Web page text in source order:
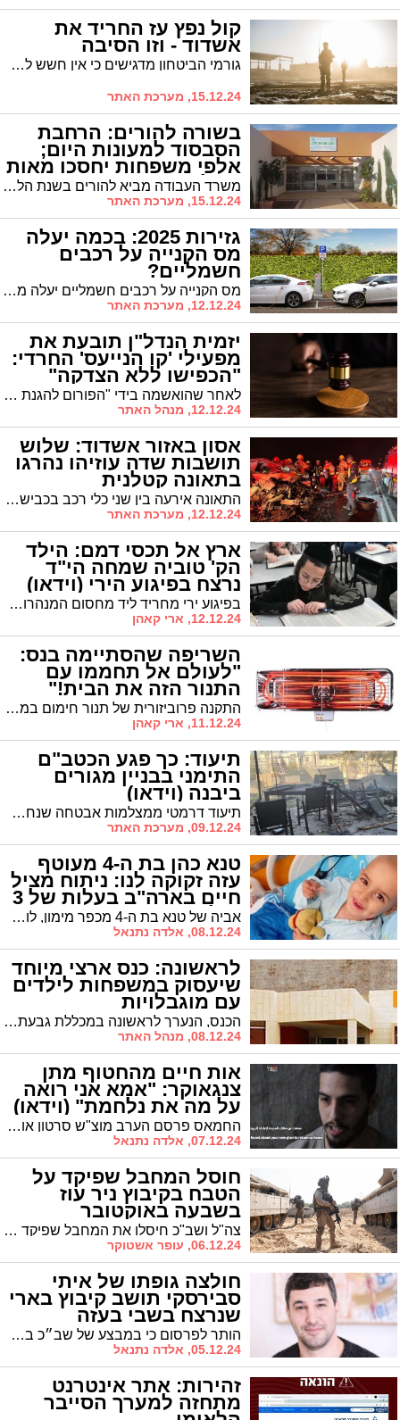
קול נפץ עז החריד את
אשדוד - וזו הסיבה
גורמי הביטחון מדגישים כי אין חשש לאירוע ביטחוני ואין סיבה לבהלה. הקולות וההדף שנשמעים באזור נובעים מפעילות מבצעית שגרתית נגד מטרות מחבלים ברצועה
15.12.24, מערכת האתר
בשורה להורים: הרחבת
הסבסוד למעונות היום;
אלפי משפחות יחסכו מאות
שקלים בחודש משרד העבודה מביא להורים בשנת הלימודים תשפ"ה בשורה גדולה ומקל עליהם בהתמודדות עם יוקר המחיה – תוספת תקציבית בסבסוד מעונות היום להורים לילדים, כך שרף ההכנסה המקסימלי עלה ואילו רף ההכנסה המינימלי נותר כפי שהיה
15.12.24, מערכת האתר
גזירות 2025: בכמה יעלה
מס הקנייה על רכבים
חשמליים?
מס הקנייה על רכבים חשמליים יעלה מ-35% ל-45%, וההטבה המקסימלית תצומצם מ-50 אלף שקל ל-35 אלף שקל.
12.12.24, מערכת האתר
יזמית הנדל"ן תובעת את
מפעילי 'קו הנייעס' החרדי:
"הכפישו ללא הצדקה"
לאחר שהואשמה בידי "הפורום להגנת הצרכן החרדי" כאילו היא מטעה לקוחות, הגישה יזמית הנדל"ן חני שטיגליץ תביעה נגד בעלי קו המידע הפופולרי. "הובילו מסע פרסומים שקריים"
12.12.24, מנהל האתר
אסון באזור אשדוד: שלוש
תושבות שדה עוזיהו נהרגו
בתאונה קטלנית
התאונה אירעה בין שני כלי רכב בכביש 42 סמוך ליישוב בן זכאי. צוותי מד"א ואיחוד הצלה שהגיעו למקום העניקו טיפול רפואי לנהג הרכב האחד, שנפצע באורח קל. למגינת לב כוחות ההצלה, שלוש הנוסעות ברכב השני נפטרו במקום כתוצאה מפציעות קשות
12.12.24, מערכת האתר
ארץ אל תכסי דמם: הילד
הק' טוביה שמחה הי"ד
נרצח בפיגוע הירי (וידאו)
בפיגוע ירי מחריד ליד מחסום המנהרות • בן 12 שנים היה בהירצחו על קידוש השם • שני נוסעים נוספים נפצעו • ארץ אל תכסי דמו • המחבל נמלט ומתנהל אחריו מצוד נרחב
12.12.24, ארי קאהן
השריפה שהסתיימה בנס:
"לעולם אל תחממו עם
התנור הזה את הבית!"
התקנה פרוביזורית של תנור חימום במקלחת גרמה להתחממות הברגים, להתנתקותו מהקיר ולנפילתו על מיטת הפעוטה. הכבאות קוראת לציבור להימנע משימוש בתנורי סלילים ולהעדיף רדיאטורים או מזגנים
11.12.24, ארי קאהן
תיעוד: כך פגע הכטב"ם
התימני בבניין מגורים
ביבנה (וידאו)
תיעוד דרמטי ממצלמות אבטחה שנחשף הבוקר מראה את הרגע המדויק בו התפוצץ הכטב"ם ששוגר מתימן על גג בניין מגורים ביבנה. בתיעוד נוסף שהעלו תושבי העיר לרשתות החברתיות נראה הכטב"ם דקות ספורות לפני הפיצוץ, כשהוא חג מעל העיר
09.12.24, מערכת האתר
טנא כהן בת ה-4 מעוטף
עזה זקוקה לנו: ניתוח מציל
חיים בארה"ב בעלות של 3
מיליון ש"ח אביה של טנא בת ה-4 מכפר מימון, לוחם מילואים שעשה מעל 200 ימי שירות מאז תחילת המלחמה, ואמה גלי, משתפים את סיפורם המטלטל על המאבק להצלת חייה של בתם הקטנה, שמתמודדת בפעם השנייה עם סרטן אלים. המשפחה יוצאת למסע נואש לניתוח מציל חיים בארה"ב, ועלותה נאמדת ב-3 מיליון ש"ח. זה הזמן שלנו להתגייס ולעזור.
08.12.24, אלדה נתנאל
לראשונה: כנס ארצי מיוחד
שיעסוק במשפחות לילדים
עם מוגבלויות
הכנס, הנערך לראשונה במכללת גבעת וושינגטון, יסקור את ההיבטים החינוכיים, הבריאותיים, המשפטיים והחברתיים עימם מתמודדות משפחות לילדים עם מוגבלויות * בכנס יוצגו המחקרים האחרונים והחדשים ביותר בתחום, ובין היתר, הוא יכלול גם מושב מיוחד להשפעות מלחמת 'חרבות ברזל' על המשפחות וילדיהן
08.12.24, מנהל האתר
אות חיים מהחטוף מתן
צנגאוקר: "אמא אני רואה
על מה את נלחמת" (וידאו)
החמאס פרסם הערב מוצ"ש סרטון אות חיים מהחטוף מתן צנגאוקר, ״שמענו על התכנית החדשה של הממשלה לשלם על כל חטוף 5 מליון דולר ויציאה בשלום מעזה" כך הוא אמר בסרטון.
07.12.24, אלדה נתנאל
חוסל המחבל שפיקד על
הטבח בקיבוץ ניר עוז
בשבעה באוקטובר
צה"ל ושב"כ חיסלו את המחבל שפיקד על הטבח בקיבוץ נחל עוז ב-7 באוקטובר: חוסלו מפקדים בכירים נוספים בגדוד שאטי של חמאס
06.12.24, עופר אשטוקר
חולצה גופתו של איתי
סבירסקי תושב קיבוץ בארי
שנרצח בשבי בעזה
הותר לפרסום כי במבצע של שב״כ בסיוע צה"ל, הובאה מרצועת עזה גופתו של החטוף איתי סבירסקי ז״ל לקבורה בישראל. איתי, חבר קיבוץ בארי, נחטף על ידי ארגון הטרור חמאס ב-7 באוקטובר 2023, נרצח בשבי החמאס על ידי שוביו וגופתו הוחזקה ברצועת עזה.
05.12.24, אלדה נתנאל
זהירות: אתר אינטרנט
מתחזה למערך הסייבר